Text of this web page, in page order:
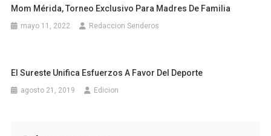
Mom Mérida, Torneo Exclusivo Para Madres De Familia
mayo 11, 2022 Redaccion Senderos
El Sureste Unifica Esfuerzos A Favor Del Deporte
agosto 21, 2019 Edicion